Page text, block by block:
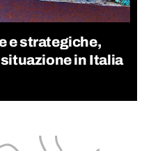
e strategiche,
in Italia